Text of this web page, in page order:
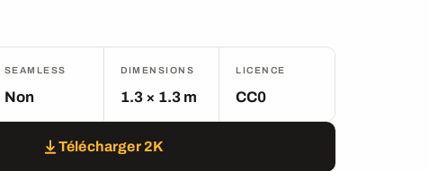
SEAMLESS
Non
DIMENSIONS
1.3 × 1.3 m
LICENCE
CC0
Télécharger 2K